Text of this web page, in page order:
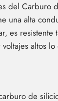
Carburo
una alta
es
altos
de